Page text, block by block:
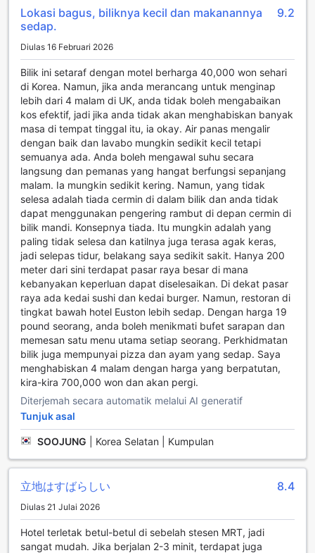
meninggalkan keselesaan bilik. Selain itu, peti keselamatan
yang disediakan membolehkan anda menyimpan barang
berharga dengan selamat, memberikan ketenangan fikiran
semasa anda menjelajahi London.
Kemudahan lain yang ditawarkan termasuk perkhidmatan
concierge yang sedia membantu merancang aktiviti dan
memberikan maklumat berguna tentang kawasan sekitar.
Akses Wi-Fi percuma di semua bilik dan kawasan awam
memastikan anda sentiasa terhubung dengan orang
tersayang atau perniagaan. Dengan kemudahan daftar
masuk dan keluar ekspres, serta penyimpanan bagasi
yang mudah, Euston Square Hotel menjadikan pengalaman
penginapan anda lebih lancar dan menyenangkan. Dengan
perkhidmatan pembersihan harian, anda boleh menikmati
suasana bilik yang sentiasa segar dan bersih sepanjang
penginapan.
Kemudahan Pengangkutan di Euston Square Hotel
Euston Square Hotel menawarkan kemudahan
pengangkutan yang lengkap untuk memastikan
pengalaman menginap anda menjadi lebih lancar dan
menyenangkan. Dengan perkhidmatan pemindahan dari
lapangan terbang yang tersedia, anda tidak perlu risau
tentang perjalanan dari dan ke lapangan terbang. Ini
adalah pilihan yang ideal bagi mereka yang ingin
menjimatkan masa dan tenaga, membolehkan anda tiba di
hotel dengan selesa selepas perjalanan jauh.
Selain itu, hotel ini juga menyediakan perkhidmatan tiket
untuk pelbagai lawatan menarik di sekitar London. Dengan
bantuan kakitangan yang mesra dan berpengalaman, anda
boleh merancang pengembaraan anda dengan mudah.
Untuk mereka yang membawa kenderaan sendiri, Euston
Square Hotel mempunyai tempat letak kereta di lokasi,
walaupun caj tambahan akan dikenakan. Ini membolehkan
tanpa perlu risau tentang tempat letak kereta.
Kemudahan Bilik di Euston Square Hotel
Lokasi bagus, biliknya kecil dan makanannya
sedap.
9.2
Diulas 16 Februari 2026
Bilik ini setaraf dengan motel berharga 40,000 won sehari
di Korea. Namun, jika anda merancang untuk menginap
lebih dari 4 malam di UK, anda tidak boleh mengabaikan
kos efektif, jadi jika anda tidak akan menghabiskan banyak
masa di tempat tinggal itu, ia okay. Air panas mengalir
dengan baik dan lavabo mungkin sedikit kecil tetapi
semuanya ada. Anda boleh mengawal suhu secara
langsung dan pemanas yang hangat berfungsi sepanjang
malam. Ia mungkin sedikit kering. Namun, yang tidak
selesa adalah tiada cermin di dalam bilik dan anda tidak
dapat menggunakan pengering rambut di depan cermin di
bilik mandi. Konsepnya tiada. Itu mungkin adalah yang
paling tidak selesa dan katilnya juga terasa agak keras,
jadi selepas tidur, belakang saya sedikit sakit. Hanya 200
meter dari sini terdapat pasar raya besar di mana
kebanyakan keperluan dapat diselesaikan. Di dekat pasar
raya ada kedai sushi dan kedai burger. Namun, restoran di
tingkat bawah hotel Euston lebih sedap. Dengan harga 19
pound seorang, anda boleh menikmati bufet sarapan dan
memesan satu menu utama setiap seorang. Perkhidmatan
bilik juga mempunyai pizza dan ayam yang sedap. Saya
menghabiskan 4 malam dengan harga yang berpatutan,
kira-kira 700,000 won dan akan pergi.
Diterjemah secara automatik melalui AI generatif
Tunjuk asal
SOOJUNG Korea Selatan | Kumpulan
立地はすばらしい 8.4
Diulas 21 Julai 2026
Hotel terletak betul-betul di sebelah stesen MRT, jadi
sangat mudah. Jika berjalan 2-3 minit, terdapat juga